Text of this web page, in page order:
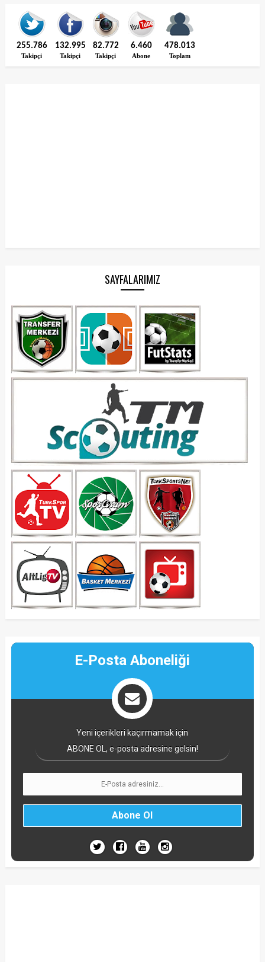
255.786
Takipçi
132.995
Takipçi
82.772
Takipçi
6.460
Abone
478.013
Toplam
SAYFALARIMIZ
E-Posta Aboneliği
Yeni içerikleri kaçırmamak için
ABONE OL, e-posta adresine gelsin!